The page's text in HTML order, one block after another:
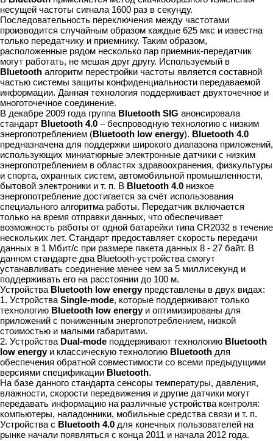
несущей частоты сигнала 1600 раз в секунду.
Последовательность переключения между частотами
производится случайным образом каждые 625 мкс и известна
только передатчику и приемнику. Таким образом,
расположенные рядом несколько пар приемник-передатчик
могут работать, не мешая друг другу. Используемый в
Bluetooth алгоритм перестройки частоты является составной
частью системы защиты конфиденциальности передаваемой
информации. Данная технология поддерживает двухточечное и
многоточечное соединение.
В декабре 2009 года группа Bluetooth SIG анонсировала
стандарт Bluetooth 4.0 – беспроводную технологию с низким
энергопотреблением (Bluetooth low energy). Bluetooth 4.0
предназначена для поддержки широкого диапазона приложений,
использующих миниатюрные электронные датчики с низким
энергопотреблением в областях здравоохранения, физкультуры
и спорта, охранных систем, автомобильной промышленности,
бытовой электроники и т. п. В Bluetooth 4.0 низкое
энергопотребление достигается за счёт использования
специального алгоритма работы. Передатчик включается
только на время отправки данных, что обеспечивает
возможность работы от одной батарейки типа CR2032 в течение
нескольких лет. Стандарт предоставляет скорость передачи
данных в 1 Мбит/с при размере пакета данных 8 - 27 байт. В
данном стандарте два Bluetooth-устройства смогут
устанавливать соединение менее чем за 5 миллисекунд и
поддерживать его на расстоянии до 100 м.
Устройства Bluetooth low energyпредставлены в двух видах:
1. Устройства Single-mode, которые поддерживают только
технологию Bluetooth low energyи оптимизированы для
приложений с пониженным энергопотреблением, низкой
стоимостью и малыми габаритами.
2. Устройства Dual-mode поддерживают технологию Bluetooth
low energyи классическую технологию Bluetooth для
обеспечения обратной совместимости со всеми предыдущими
версиями спецификации Bluetooth.
На базе данного стандарта сенсоры температуры, давления,
влажности, скорости передвижения и другие датчики могут
передавать информацию на различные устройства контроля:
компьютеры, наладонники, мобильные средства связи и т. п.
Устройства с Bluetooth 4.0 для конечных пользователей на
рынке начали появляться с конца 2011 и начала 2012 года.